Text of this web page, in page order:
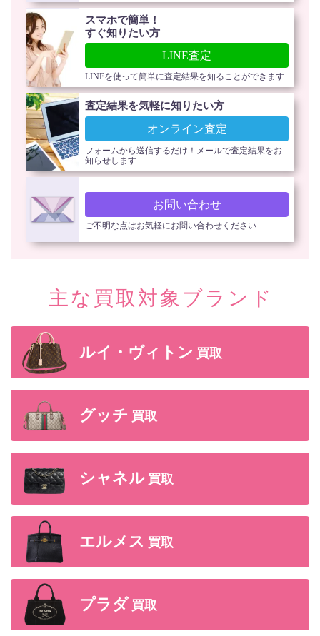
スマホで簡単！
すぐ知りたい方
LINE査定
LINEを使って簡単に査定結果を知ることができます
査定結果を気軽に知りたい方
オンライン査定
フォームから送信するだけ！メールで査定結果をお
知らせします
お問い合わせ
ご不明な点はお気軽にお問い合わせください
主な買取対象ブランド
ルイ・ヴィトン 買取
グッチ 買取
シャネル 買取
エルメス 買取
プラダ 買取